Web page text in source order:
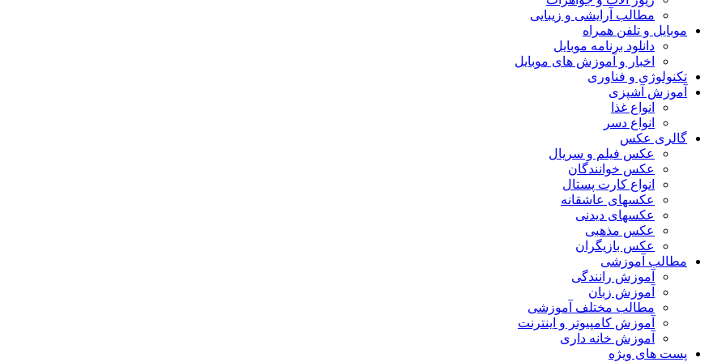
مطالب آرایشی و زیبایی
موبایل و تلفن همراه
دانلود برنامه موبایل
اخبار و آموزش های موبایل
تکنولوژی و فناوری
آموزش آشپزی
انواع غذا
انواع دسر
گالری عکس
عکس فیلم و سریال
عکس خوانندگان
انواع کارت پستال
عکسهای عاشقانه
عکسهای دیدنی
عکس مذهبی
عکس بازیگران
مطالب آموزشی
آموزش رانندگی
آموزش زبان
مطالب مختلف آموزشی
آموزش کامپیوتر و اینترنت
آموزش خانه داری
پست های ویژه